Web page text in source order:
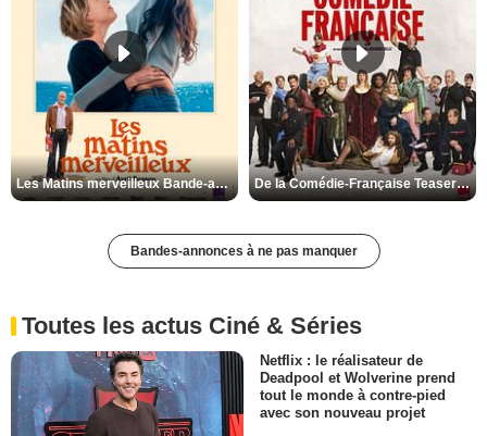
Les Matins merveilleux Bande-annonce VF De la Comédie-Française Teaser VF
Bandes-annonces à ne pas manquer
Toutes les actus Ciné & Séries
Netflix : le réalisateur de
Deadpool et Wolverine prend
tout le monde à contre-pied
avec son nouveau projet